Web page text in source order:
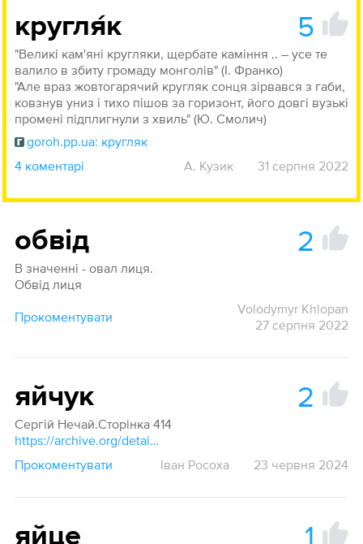
кругля́к 5
"Великі кам'яні кругляки, щербате каміння .. – усе те
валило в збиту громаду монголів" (І. Франко)
"Але враз жовтогарячий кругляк сонця зірвався з габи,
ковзнув униз і тихо пішов за горизонт, його довгі вузькі
промені підплигнули з хвиль" (Ю. Смолич)
goroh.pp.ua: кругляк
4 коментарі
А. Кузик 31 серпня 2022
обвід 2
В значенні - овал лиця.
Обвід лиця
Прокоментувати
Volodymyr Khlopan
27 серпня 2022
яйчук 2
Сергій Нечай.Сторінка 414
https://archive.org/details/inshnaz2003/page/413/mode/1up?q=Нуклеоплазма
Прокоментувати
Іван Росоха 23 червня 2024
яйце 1